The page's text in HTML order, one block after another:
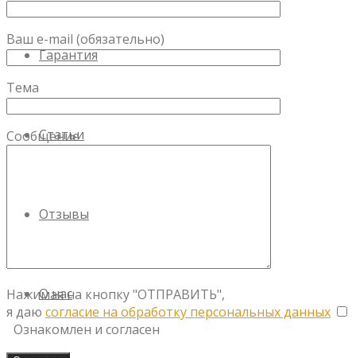
Гарантия
Статьи
Отзывы
О нас
Ваш e-mail (обязательно)
Тема
Сообщение
Нажимая на кнопку "ОТПРАВИТЬ",
я даю согласие на обработку персональных данных
Ознакомлен и согласен